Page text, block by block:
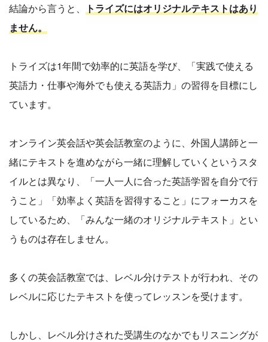
結論から言うと、
トライズにはオリジナルテキストはあり
ません。
トライズは1年間で効率的に英語を学び、「実践で使える
英語力・仕事や海外でも使える英語力」の習得を目標にし
ています。
オンライン英会話や英会話教室のように、外国人講師と一
緒にテキストを進めながら一緒に理解していくというスタ
イルとは異なり、「一人一人に合った英語学習を自分で行
うこと」「効率よく英語を習得すること」にフォーカスを
しているため、「みんな一緒のオリジナルテキスト」とい
うものは存在しません。
多くの英会話教室では、レベル分けテストが行われ、その
レベルに応じたテキストを使ってレッスンを受けます。
しかし、レベル分けされた受講生のなかでもリスニングが